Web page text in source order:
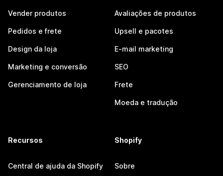
Vender produtos
Pedidos e frete
Design da loja
Marketing e conversão
Gerenciamento de loja
Avaliações de produtos
Upsell e pacotes
E-mail marketing
SEO
Frete
Moeda e tradução
Recursos
Central de ajuda da Shopify
Shopify
Sobre